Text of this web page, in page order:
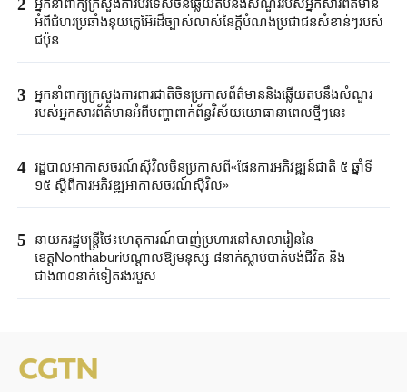
អំពី​ជំហរ​ប្រ​ឆាំង​នុយក្លេអ៊ែរ​ដ៏ច្បាស់លាស់នៃ​ក្តី​បំណងប្រជាជន​សំខាន់ៗ​របស់
ជប៉ុន​
3 អ្នកនាំពាក្យក្រសួងការពារជាតិចិនប្រកាសព័ត៌មាននិងឆ្លើយតបនឹងសំណួរ
របស់អ្នកសារព័ត៌មានអំពីបញ្ហាពាក់ព័ន្ធវិស័យយោធានាពេលថ្មីៗនេះ
4 រដ្ឋបាលអាកាសចរណ៍ស៊ីវិលចិនប្រកាសពី«ផែនការអភិវឌ្ឍន៍ជាតិ ៥ ឆ្នាំទី
១៥ ស្តីពីការអភិវឌ្ឍអាកាសចរណ៍ស៊ីវិល»
5
នាយករដ្ឋមន្ត្រីថៃ៖ហេតុការណ៍បាញ់ប្រហារនៅសាលារៀននៃ
ខេត្តNonthaburiបណ្តាលឱ្យមនុស្ស ៨នាក់ស្លាប់បាត់បង់ជីវិត និង
ជាង៣០នាក់ទៀតរងរបួស